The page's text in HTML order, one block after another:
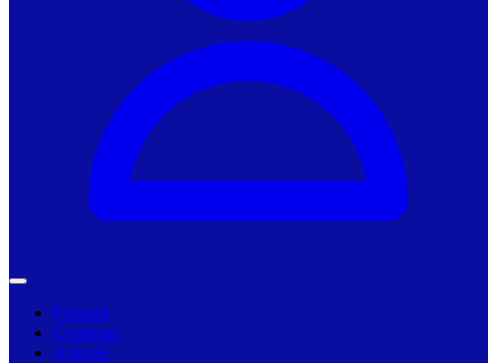
Primarii
Companii
Articole